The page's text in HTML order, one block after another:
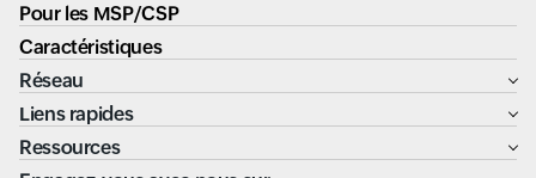
Pour les MSP/CSP
Caractéristiques
Réseau
Liens rapides
Ressources